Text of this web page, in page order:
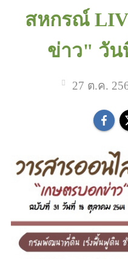
สหกรณ์
ข่าว" วัน
27 ต.ค.